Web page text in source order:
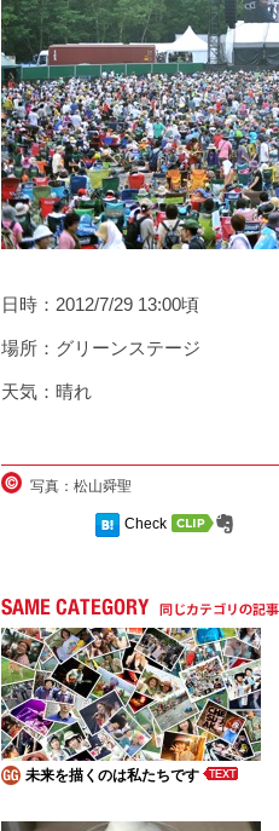
日時：2012/7/29 13:00頃
場所：グリーンステージ
天気：晴れ
写真：松山舜聖
Check
未来を描くのは私たちです